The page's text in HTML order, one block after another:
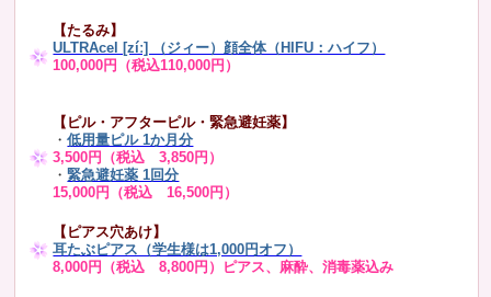
【たるみ】
ULTRAcel [zíː] （ジィー）顔全体（HIFU：ハイフ）
100,000円（税込110,000円）
【ピル・アフターピル・緊急避妊薬】
・低用量ピル 1か月分
3,500円（税込 3,850円）
・緊急避妊薬 1回分
15,000円（税込 16,500円）
【ピアス穴あけ】
耳たぶピアス（学生様は1,000円オフ）
8,000円（税込 8,800円）ピアス、麻酔、消毒薬込み